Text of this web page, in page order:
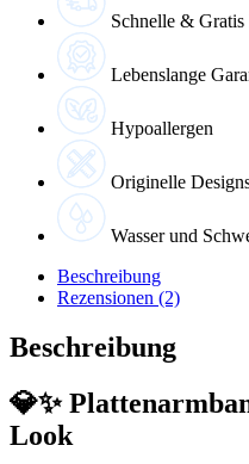
Schnelle &
Lebenslange
Hypoallergen
Originelle
Wasser und
Beschreibung
Rezensionen (2)
Beschreibung
💎✨
Look